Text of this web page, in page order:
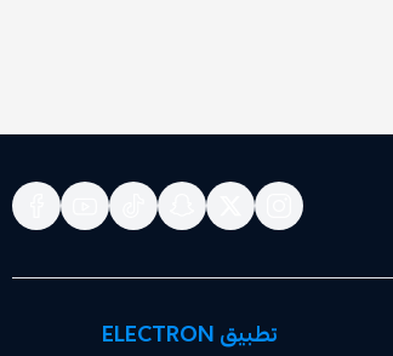
تطبيق ELECTRON